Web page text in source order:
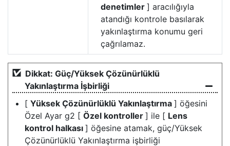
denetimler ] aracılığıyla
atandığı kontrole basılarak
yakınlaştırma konumu geri
çağrılamaz.
Dikkat: Güç/Yüksek Çözünürlüklü
Yakınlaştırma İşbirliği
[ Yüksek Çözünürlüklü Yakınlaştırma ] öğesini
Özel Ayar g2 [ Özel kontroller ] ile [ Lens
kontrol halkası ] öğesine atamak, güç/Yüksek
Çözünürlüklü Yakınlaştırma işbirliği